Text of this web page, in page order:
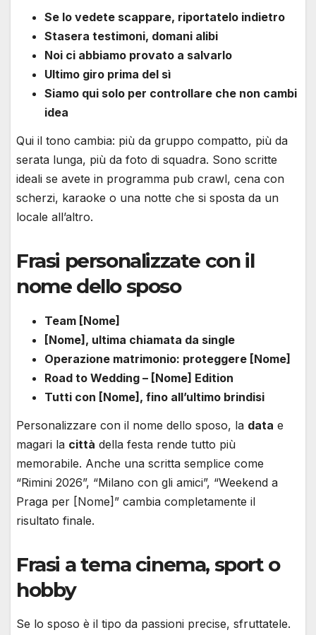
Se lo vedete scappare, riportatelo indietro
Stasera testimoni, domani alibi
Noi ci abbiamo provato a salvarlo
Ultimo giro prima del sì
Siamo qui solo per controllare che non cambi
idea
Qui il tono cambia: più da gruppo compatto, più da
serata lunga, più da foto di squadra. Sono scritte
ideali se avete in programma pub crawl, cena con
scherzi, karaoke o una notte che si sposta da un
locale all’altro.
Frasi personalizzate con il
nome dello sposo
Team [Nome]
[Nome], ultima chiamata da single
Operazione matrimonio: proteggere [Nome]
Road to Wedding – [Nome] Edition
Tutti con [Nome], fino all’ultimo brindisi
Personalizzare con il nome dello sposo, la data e
magari la città della festa rende tutto più
memorabile. Anche una scritta semplice come
“Rimini 2026”, “Milano con gli amici”, “Weekend a
Praga per [Nome]” cambia completamente il
risultato finale.
Frasi a tema cinema, sport o
hobby
Se lo sposo è il tipo da passioni precise, sfruttatele.